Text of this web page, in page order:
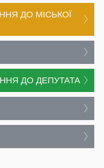
ДО МІСЬКОЇ
ДО ДЕПУТАТА